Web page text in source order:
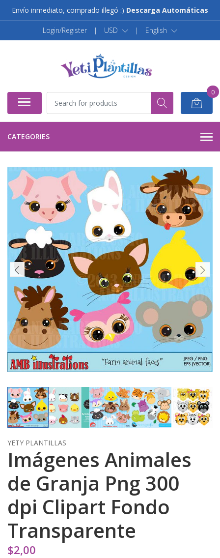
Envío inmediato, comprado illegó :) Descarga Automáticas
Login/Register | USD | English
0
CATEGORIES
YETY PLANTILLAS
Imágenes Animales
de Granja Png 300
dpi Clipart Fondo
Transparente
$2,00